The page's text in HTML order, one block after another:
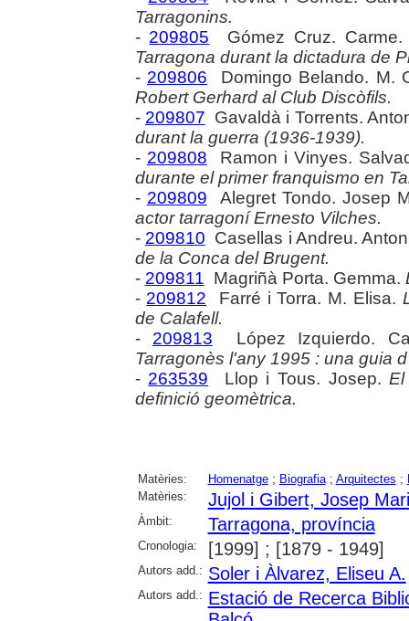
Tarragonins.
- 209805 Gómez Cruz.
Tarragona durant la dictadura de
- 209806 Domingo Belando. M.
Robert Gerhard al Club Discòfils.
- 209807 Gavaldà i Torrents.
durant la guerra (1936-1939).
- 209808 Ramon i Vinyes.
durante el primer franquismo en
- 209809 Alegret Tondo. Josep
actor tarragoní Ernesto Vilches.
- 209810 Casellas i Andreu.
de la Conca del Brugent.
- 209811 Magriñà Porta. Gemma.
- 209812 Farré i Torra. M. Elisa.
de Calafell.
- 209813 López Izquierdo.
Tarragonès l'any 1995 : una guia
- 263539 Llop i Tous. Josep.
definició geomètrica.
Matèries: Homenatge; Biografia; Arquitectes ;
Matèries:
Jujol i Gibert, Josep
Àmbit: Tarragona, província
Cronologia: [1999] ; [1879 - 1949]
Autors add.: Soler i Àlvarez, Eliseu A.
Autors add.: Estació de Recerca